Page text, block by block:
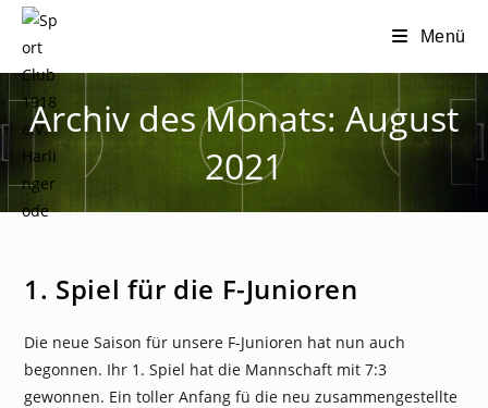
Zum
Inhalt
springen
Menü
Archiv des Monats: August
2021
1. Spiel für die F-Junioren
Die neue Saison für unsere F-Junioren hat nun auch
begonnen. Ihr 1. Spiel hat die Mannschaft mit 7:3
gewonnen. Ein toller Anfang fü die neu zusammengestellte